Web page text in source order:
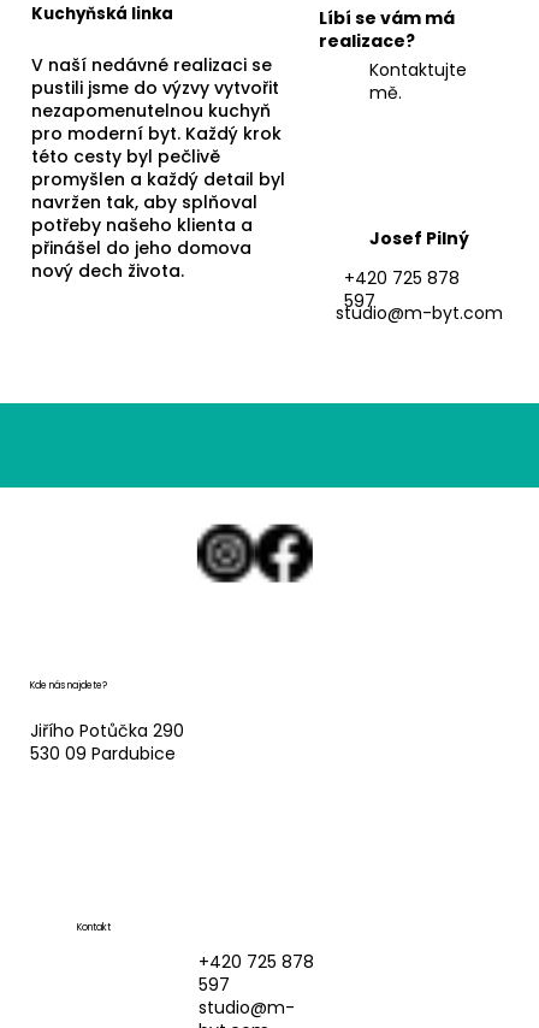
Kuchyňská linka
V naší nedávné realizaci se
pustili jsme do výzvy vytvořit
nezapomenutelnou kuchyň
pro moderní byt. Každý krok
této cesty byl pečlivě
promyšlen a každý detail byl
navržen tak, aby splňoval
potřeby našeho klienta a
přinášel do jeho domova
nový dech života.
Josef Pilný
+420 725 878
597
studio@m-byt.com
Líbí se vám má
realizace?
Kontaktujte
mě.
Kde nás najdete?
Jiřího Potůčka 290
530 09 Pardubice
Kontakt
+420 725 878
597
studio@m-